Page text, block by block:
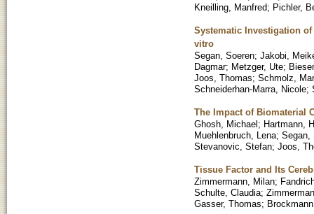
Kneilling, Manfred; Pichler,
Systematic Investigation
vitro
Segan, Soeren; Jakobi,
Dagmar; Metzger, Ute;
Joos, Thomas; Schmolz,
Schneiderhan-Marra, Nicole;
The Impact of Biomaterial
Ghosh, Michael; Hartmann,
Muehlenbruch, Lena; Segan,
Stevanovic, Stefan; Joos,
Tissue Factor and Its
Zimmermann, Milan;
Schulte, Claudia;
Gasser, Thomas;